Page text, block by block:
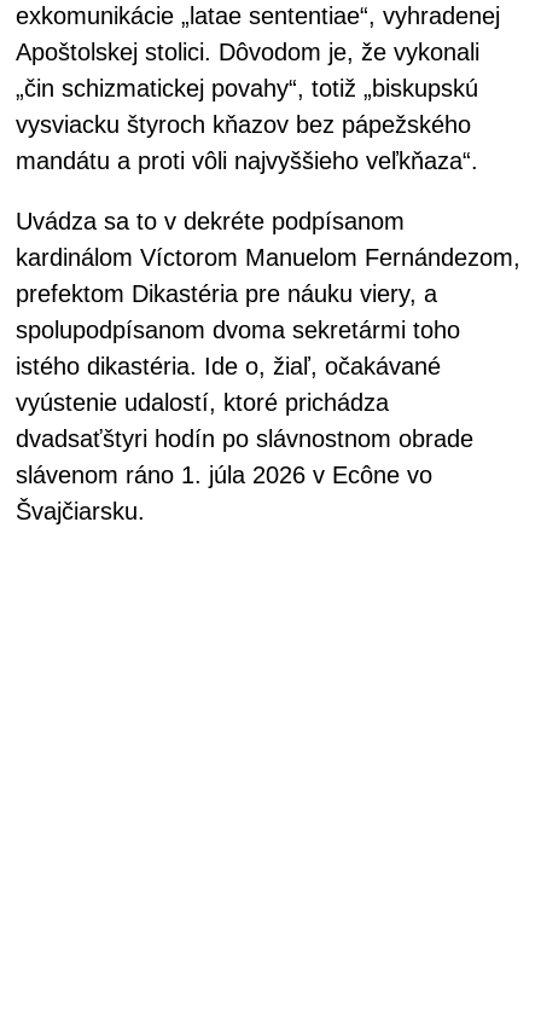
exkomunikácie „latae sententiae“, vyhradenej
Apoštolskej stolici. Dôvodom je, že vykonali
„čin schizmatickej povahy“, totiž „biskupskú
vysviacku štyroch kňazov bez pápežského
mandátu a proti vôli najvyššieho veľkňaza“.
Uvádza sa to v dekréte podpísanom
kardinálom Víctorom Manuelom Fernándezom,
prefektom Dikastéria pre náuku viery, a
spolupodpísanom dvoma sekretármi toho
istého dikastéria. Ide o, žiaľ, očakávané
vyústenie udalostí, ktoré prichádza
dvadsaťštyri hodín po slávnostnom obrade
slávenom ráno 1. júla 2026 v Ecône vo
Švajčiarsku.